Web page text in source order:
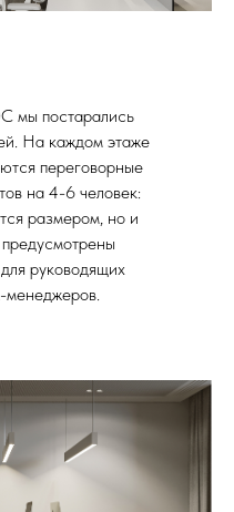
мы постарались
На каждом этаже
переговорные
на 4-6 человек:
размером, но и
руководящих
менеджеров.